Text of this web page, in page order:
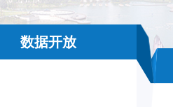
数据开放